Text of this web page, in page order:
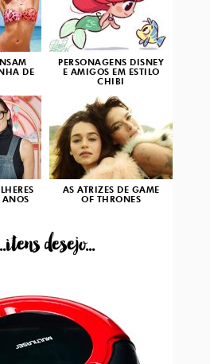
DE
PERSONAGENS DISNEY
E AMIGOS EM ESTILO
CHIBI
AS ATRIZES DE GAME
OF THRONES
desejo...